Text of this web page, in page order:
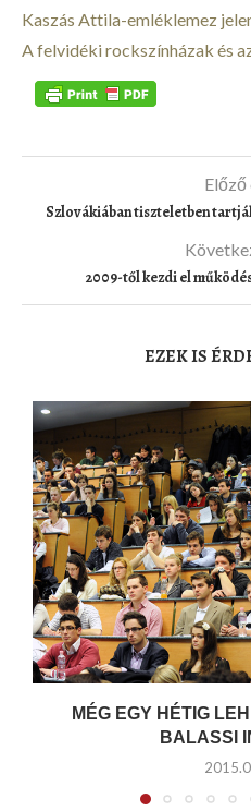
Kaszás Attila-emléklemez
A felvidéki rockszínházak és
Szlovákiában tiszteletben
2009-től kezdi el
EZEK IS
MÉG EGY HÉTIG
BALASSI